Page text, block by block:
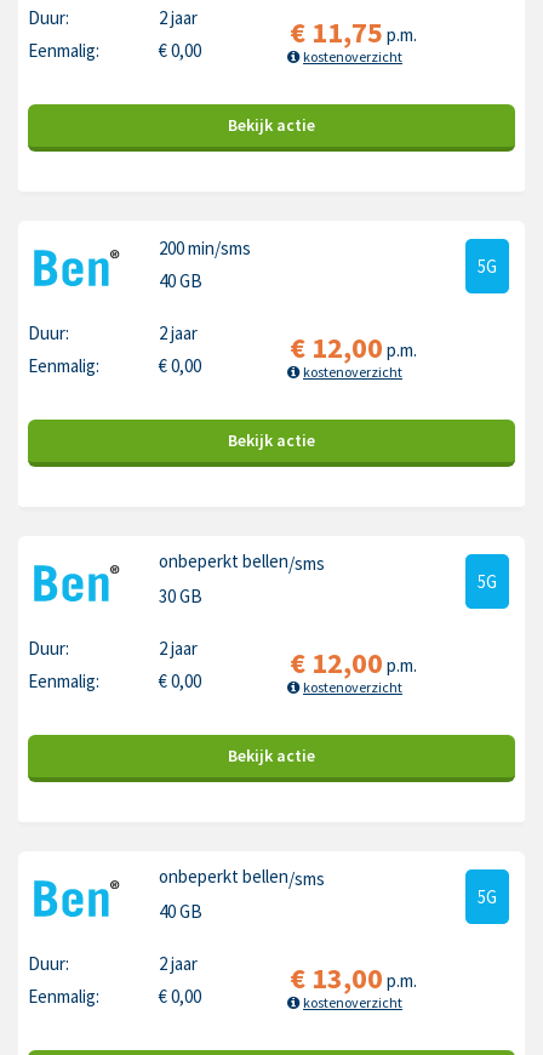
Duur:
2 jaar
Eenmalig:
€0,00 € 11,75 p.m.
kostenoverzicht
Bekijk actie
200 min/sms
40 GB
5G
Duur:
2 jaar
Eenmalig:
€0,00 € 12,00 p.m.
kostenoverzicht
Bekijk actie
onbeperkt bellen/sms
30 GB
5G
Duur:
2 jaar
Eenmalig:
€0,00 € 12,00 p.m.
kostenoverzicht
Bekijk actie
onbeperkt bellen/sms
40 GB
5G
Duur:
2 jaar
Eenmalig:
€0,00 € 13,00 p.m.
kostenoverzicht